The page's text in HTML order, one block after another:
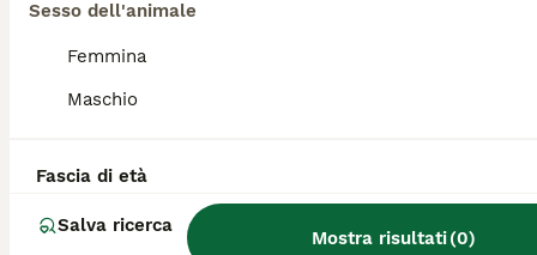
Sesso dell'animale
Femmina
Maschio
Fascia di età
Salva ricerca
Mostra risultati(0)
grande taglia, i costi di mantenimento per
cibo e cure sono leggermente superiori alla
Coon?